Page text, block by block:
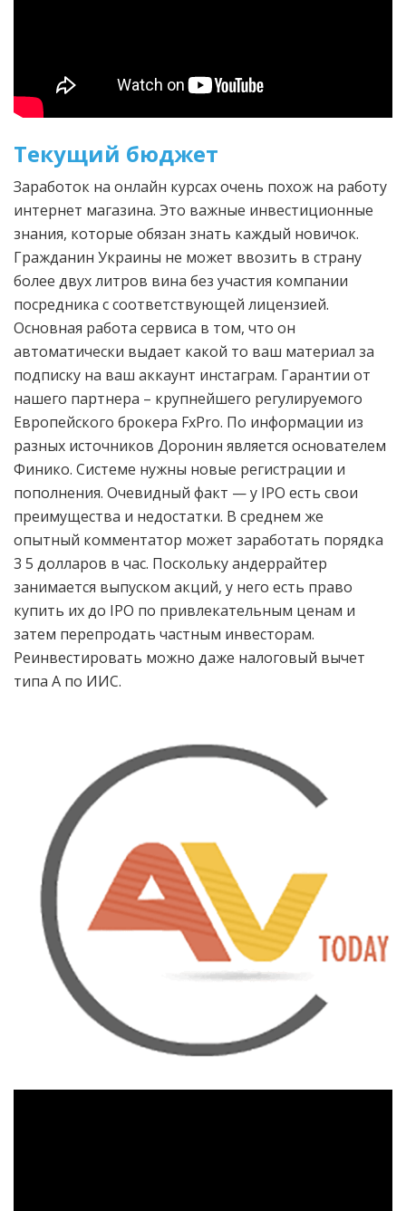
Текущий бюджет
Заработок на онлайн курсах очень похож на работу
интернет магазина. Это важные инвестиционные
знания, которые обязан знать каждый новичок.
Гражданин Украины не может ввозить в страну
более двух литров вина без участия компании
посредника с соответствующей лицензией.
Основная работа сервиса в том, что он
автоматически выдает какой то ваш материал за
подписку на ваш аккаунт инстаграм. Гарантии от
нашего партнера – крупнейшего регулируемого
Европейского брокера FxPro. По информации из
разных источников Доронин является основателем
Финико. Системе нужны новые регистрации и
пополнения. Очевидный факт — у IPO есть свои
преимущества и недостатки. В среднем же
опытный комментатор может заработать порядка
3 5 долларов в час. Поскольку андеррайтер
занимается выпуском акций, у него есть право
купить их до IPO по привлекательным ценам и
затем перепродать частным инвесторам.
Реинвестировать можно даже налоговый вычет
типа А по ИИС.